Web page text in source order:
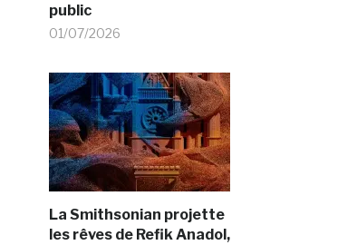
public
01/07/2026
La Smithsonian projette
les rêves de Refik Anadol,